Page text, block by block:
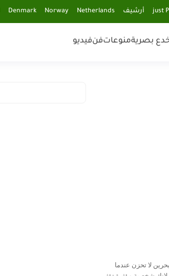
just أرشيف Netherlands
Norway
Denmark
بصريةمنوعاتفنفيديو
لا تحزن عندما